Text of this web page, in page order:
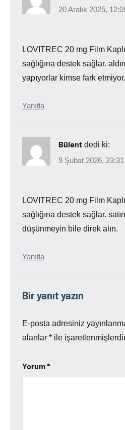
20 Aralık 2025,
LOVITREC 20 mg Film
sağlığına destek sağlar.
yapıyorlar kimse fark etmiyor.
Yanıtla
Bülent dedi ki:
9 Şubat 2026, 23:31
LOVITREC 20 mg Film
sağlığına destek sağlar.
düşünmeyin bile direk alın.
Yanıtla
Bir yanıt yazın
E-posta adresiniz
alanlar * ile
Yorum*